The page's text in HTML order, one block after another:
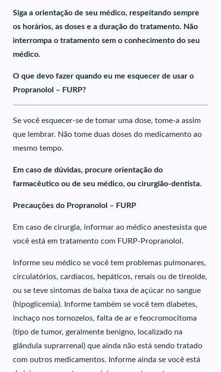
Siga a orientação de seu médico, respeitando sempre
os horários, as doses e a duração do tratamento. Não
interrompa o tratamento sem o conhecimento do seu
médico.
O que devo fazer quando eu me esquecer de usar o
Propranolol – FURP?
Se você esquecer-se de tomar uma dose, tome-a assim
que lembrar. Não tome duas doses do medicamento ao
mesmo tempo.
Em caso de dúvidas, procure orientação do
farmacêutico ou de seu médico, ou cirurgião-dentista.
Precauções do Propranolol – FURP
Em caso de cirurgia, informar ao médico anestesista que
você está em tratamento com FURP-Propranolol.
Informe seu médico se você tem problemas pulmonares,
circulatórios, cardíacos, hepáticos, renais ou de tireoide,
ou se teve sintomas de baixa taxa de açúcar no sangue
(hipoglicemia). Informe também se você tem diabetes,
inchaço nos tornozelos, falta de ar e feocromocitoma
(tipo de tumor, geralmente benigno, localizado na
glândula suprarrenal) que ainda não está sendo tratado
com outros medicamentos. Informe ainda se você está